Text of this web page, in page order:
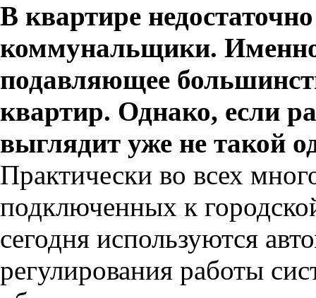
В квартире
коммунальщики.
подавляющее
квартир. Однако, если
выглядит уже не такой
Практически во всех
подключенных к
сегодня используются
регулирования работы